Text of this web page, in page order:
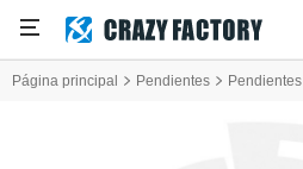
Página principal Pendientes Pendientes